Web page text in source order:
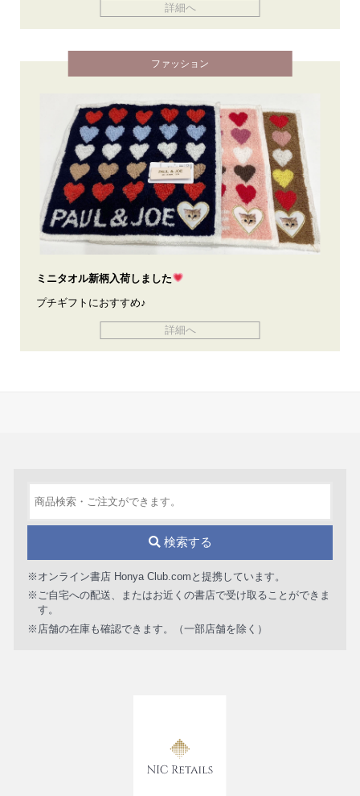
詳細へ
ファッション
ミニタオル新柄入荷しました
プチギフトにおすすめ♪
詳細へ
検索する
※オンライン書店 Honya Club.comと提携しています。
※ご自宅への配送、またはお近くの書店で受け取ることができま
す。
※店舗の在庫も確認できます。（一部店舗を除く）